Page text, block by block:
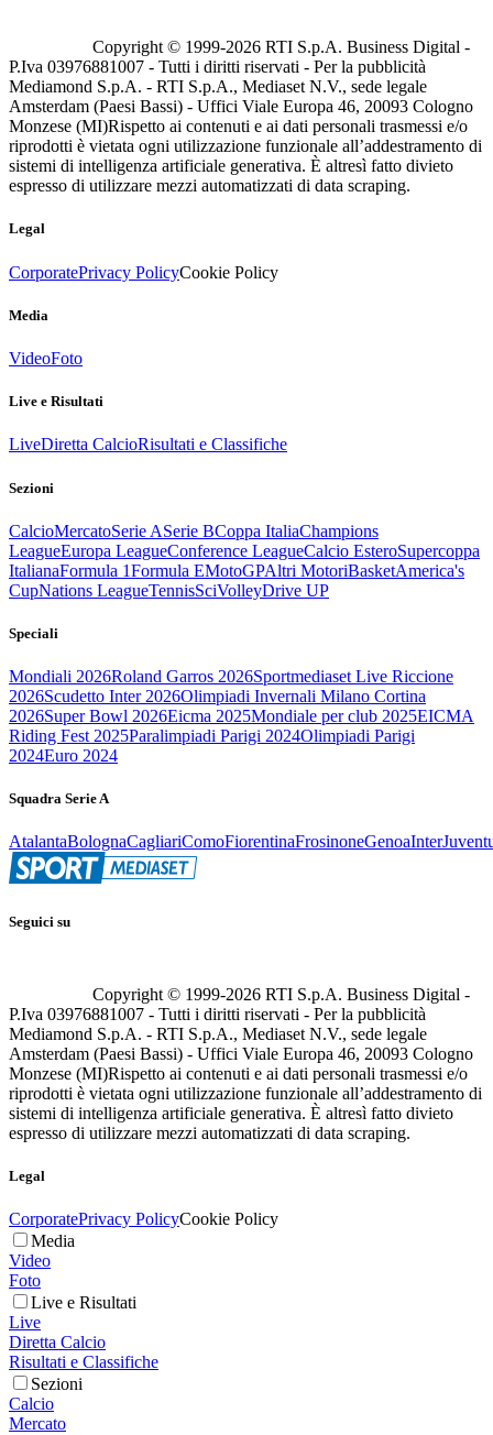
Copyright © 1999-2026 RTI S.p.A. Business Digital -
P.Iva 03976881007 - Tutti i diritti riservati - Per la pubblicità
Mediamond S.p.A. - RTI S.p.A., Mediaset N.V., sede legale
Amsterdam (Paesi Bassi) - Uffici Viale Europa 46, 20093 Cologno
Monzese (MI)Rispetto ai contenuti e ai dati personali trasmessi e/o
riprodotti è vietata ogni utilizzazione funzionale all’addestramento di
sistemi di intelligenza artificiale generativa. È altresì fatto divieto
espresso di utilizzare mezzi automatizzati di data scraping.
Legal
CorporatePrivacy PolicyCookie Policy
Media
VideoFoto
Live e Risultati
LiveDiretta CalcioRisultati e Classifiche
Sezioni
CalcioMercatoSerie ASerie BCoppa ItaliaChampions
LeagueEuropa LeagueConference LeagueCalcio EsteroSupercoppa
ItalianaFormula 1Formula EMotoGPAltri MotoriBasketAmerica's
CupNations LeagueTennisSciVolleyDrive UP
Speciali
Mondiali 2026Roland Garros 2026Sportmediaset Live Riccione
2026Scudetto Inter 2026Olimpiadi Invernali Milano Cortina
2026Super Bowl 2026Eicma 2025Mondiale per club 2025EICMA
Riding Fest 2025Paralimpiadi Parigi 2024Olimpiadi Parigi
2024Euro 2024
Squadra Serie A
AtalantaBolognaCagliariComoFiorentinaFrosinoneGenoaInter
Seguici su
Copyright © 1999-2026 RTI S.p.A. Business Digital -
P.Iva 03976881007 - Tutti i diritti riservati - Per la pubblicità
Mediamond S.p.A. - RTI S.p.A., Mediaset N.V., sede legale
Amsterdam (Paesi Bassi) - Uffici Viale Europa 46, 20093 Cologno
Monzese (MI)Rispetto ai contenuti e ai dati personali trasmessi e/o
riprodotti è vietata ogni utilizzazione funzionale all’addestramento di
sistemi di intelligenza artificiale generativa. È altresì fatto divieto
espresso di utilizzare mezzi automatizzati di data scraping.
Legal
CorporatePrivacy PolicyCookie Policy
Media
Video
Foto
Live e Risultati
Live
Diretta Calcio
Risultati e Classifiche
Sezioni
Calcio
Mercato